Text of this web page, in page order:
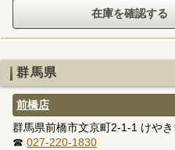
群馬県
前橋店
群馬県前橋市文京町2-1-1 けや
☎ 027-220-1830